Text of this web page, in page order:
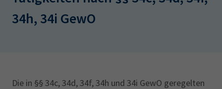
34h, 34i GewO
Die in §§ 34c, 34d, 34f, 34h und 34i GewO geregelten